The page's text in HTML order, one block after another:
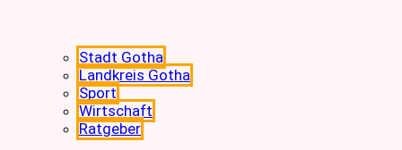
Stadt Gotha
Landkreis Gotha
Sport
Wirtschaft
Ratgeber